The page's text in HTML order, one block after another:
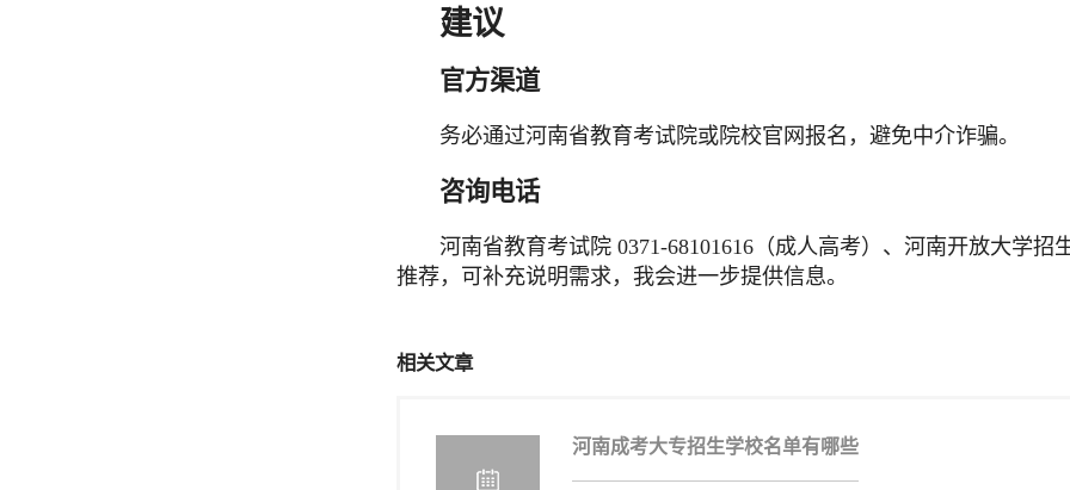
建议
官方渠道
务必通过河南省教育考试院或院校官网报名，避免中介诈骗。
咨询电话
河南省教育考试院 0371-68101616（成人高考）、河南开放大学招
推荐，可补充说明需求，我会进一步提供信息。
相关文章
河南成考大专招生学校名单有哪些